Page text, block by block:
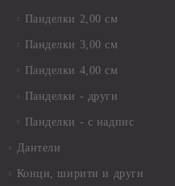
Панделки 2,00 см
Панделки 3,00 см
Панделки 4,00 см
Панделки - други
Панделки - с надпис
Дантели
Конци, ширити и други